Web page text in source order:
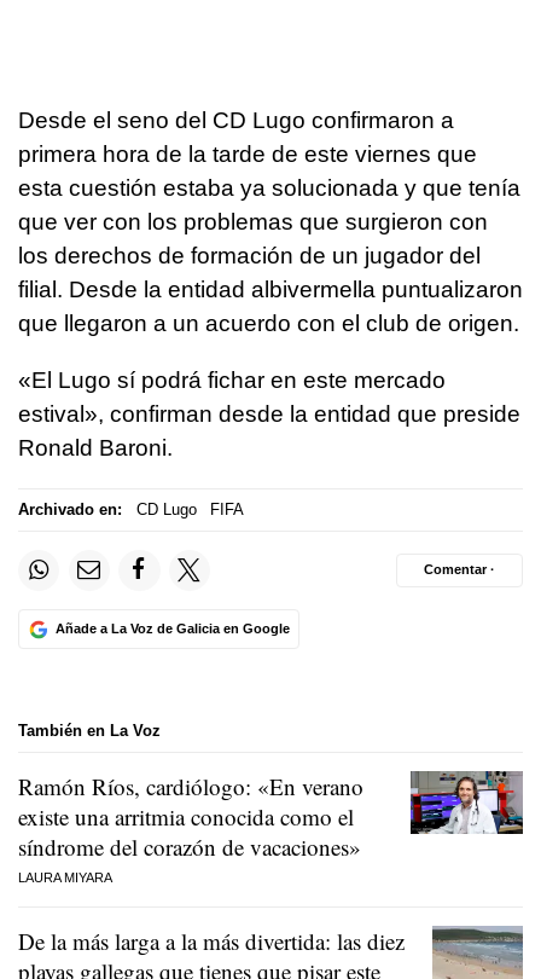
Desde el seno del CD Lugo confirmaron a
primera hora de la tarde de este viernes que
esta cuestión estaba ya solucionada y que tenía
que ver con los problemas que surgieron con
los derechos de formación de un jugador del
filial. Desde la entidad albivermella puntualizaron
que llegaron a un acuerdo con el club de origen.
«El Lugo sí podrá fichar en este mercado
estival», confirman desde la entidad que preside
Ronald Baroni.
Archivado en: CD Lugo FIFA
Añade a La Voz de Galicia en Google
Comentar ·
También en La Voz
Ramón Ríos, cardiólogo: «En verano
existe una arritmia conocida como el
síndrome del corazón de vacaciones»
LAURA MIYARA
De la más larga a la más divertida: las diez
playas gallegas que tienes que pisar este